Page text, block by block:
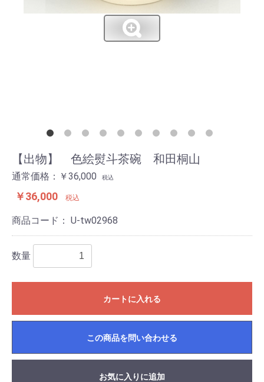
【出物】 色絵熨斗茶碗 和田桐山
通常価格：￥36,000 税込
￥36,000 税込
商品コード： U-tw02968
数量
カートに入れる
この商品を問い合わせる
お気に入りに追加